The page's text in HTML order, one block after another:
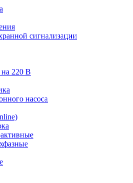
сигнализации
на 220 В
насоса